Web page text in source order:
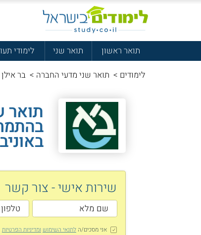
תואר ראשון תואר שני לימודי
לימודים > תואר שני מדעי החברה > בר
תואר
שירות אישי - צור קשר
אני מסכים/הלתנאי השימוש ומדיניות הפרטיות